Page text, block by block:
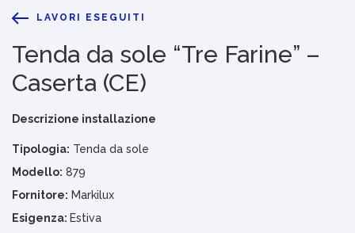
LAVORI ESEGUITI
Tenda da sole “Tre Farine” –
Caserta (CE)
Descrizione installazione
Tipologia: Tenda da sole
Modello: 879
Fornitore: Markilux
Esigenza: Estiva